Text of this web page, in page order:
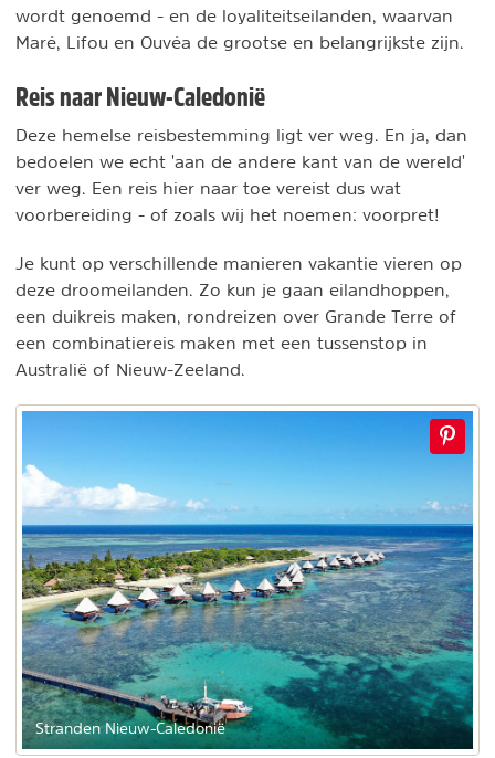
wordt genoemd - en de loyaliteitseilanden, waarvan
Maré, Lifou en Ouvéa de grootse en belangrijkste zijn.
Reis naar Nieuw-Caledonië
Deze hemelse reisbestemming ligt ver weg. En ja, dan
bedoelen we echt 'aan de andere kant van de wereld'
ver weg. Een reis hier naar toe vereist dus wat
voorbereiding - of zoals wij het noemen: voorpret!
Je kunt op verschillende manieren vakantie vieren op
deze droomeilanden. Zo kun je gaan eilandhoppen,
een duikreis maken, rondreizen over Grande Terre of
een combinatiereis maken met een tussenstop in
Australië of Nieuw-Zeeland.
Stranden Nieuw-Caledonië